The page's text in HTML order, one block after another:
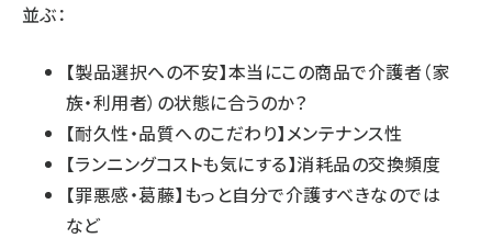
並ぶ：
【製品選択への不安】本当にこの商品で介護者（家
族・利用者）の状態に合うのか？
【耐久性・品質へのこだわり】メンテナンス性
【ランニングコストも気にする】消耗品の交換頻度
【罪悪感・葛藤】もっと自分で介護すべきなのでは
など